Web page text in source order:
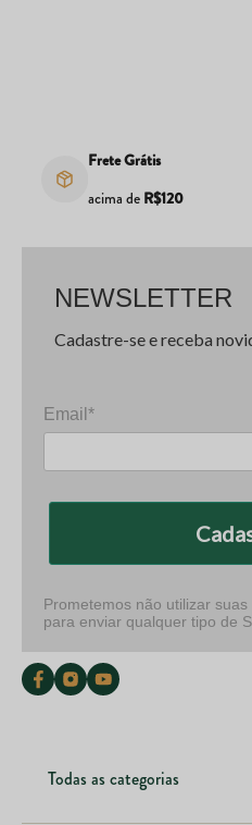
Frete Grátis
acima de R$120
NEWSLETTER
Cadastre-se e receba
Email*
Prometemos não utilizar
para enviar qualquer tipo de
Todas as categorias